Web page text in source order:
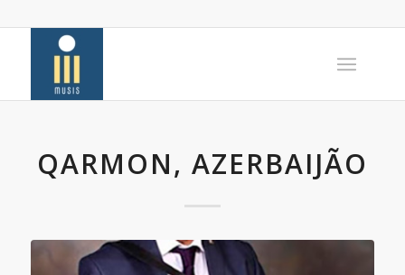
QARMON, AZERBAIJÃO